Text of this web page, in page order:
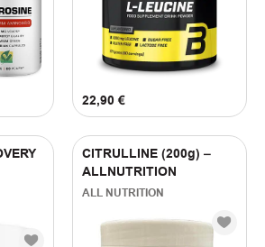
22,90 €
CITRULLINE (200g) –
ALLNUTRITION
ALL NUTRITION